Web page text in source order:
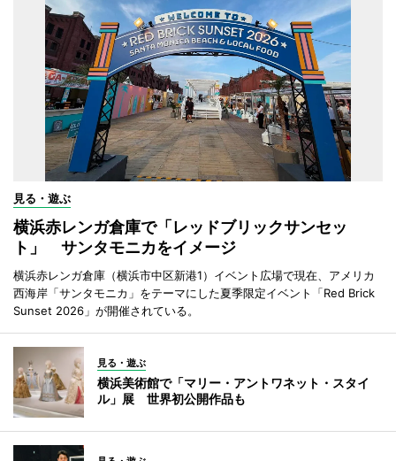
見る・遊ぶ
横浜赤レンガ倉庫で「レッドブリックサンセッ
ト」 サンタモニカをイメージ
横浜赤レンガ倉庫（横浜市中区新港1）イベント広場で現在、アメリカ
西海岸「サンタモニカ」をテーマにした夏季限定イベント「Red Brick
Sunset 2026」が開催されている。
見る・遊ぶ
横浜美術館で「マリー・アントワネット・スタイ
ル」展 世界初公開作品も